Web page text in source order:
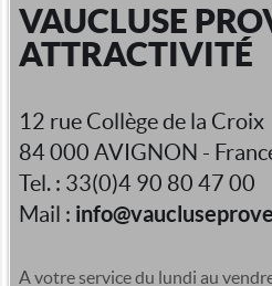
VAUCLUSE
ATTRACTIVITÉ
12 rue Collège de la Croix
84 000 AVIGNON -
Tel. : 33(0)4 90 80 47 00
Mail :
A votre service du lundi au